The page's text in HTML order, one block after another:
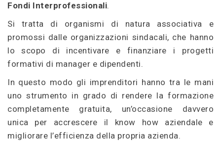
Fondi Interprofessionali.
Si tratta di organismi di natura associativa e
promossi dalle organizzazioni sindacali, che hanno
lo scopo di incentivare e finanziare i progetti
formativi di manager e dipendenti.
In questo modo gli imprenditori hanno tra le mani
uno strumento in grado di rendere la formazione
completamente gratuita, un’occasione davvero
unica per accrescere il know how aziendale e
migliorare l’efficienza della propria azienda.